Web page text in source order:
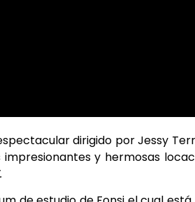
dirigido por Jessy
impresionantes y hermosas